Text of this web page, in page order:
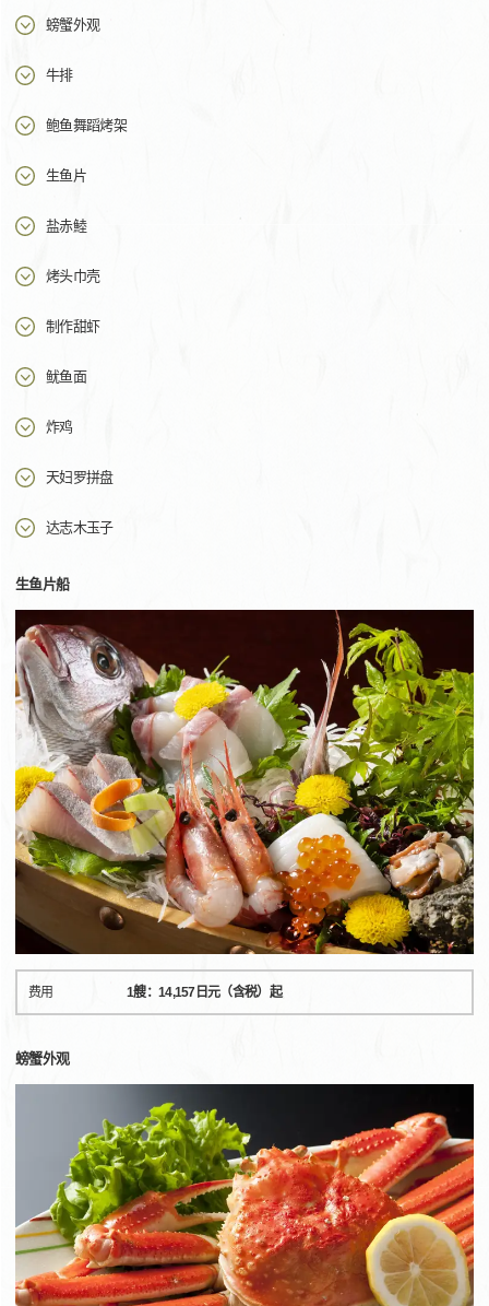
螃蟹外观
牛排
鲍鱼舞蹈烤架
生鱼片
盐赤鯥
烤头巾壳
制作甜虾
鱿鱼面
炸鸡
天妇罗拼盘
达志木玉子
生鱼片船
费用 1艘：14,157日元（含税）起
螃蟹外观